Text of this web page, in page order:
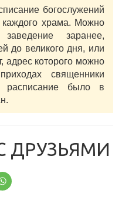
богослужений
каждого храма. Можно
заранее,
до великого дня, или
адрес которого можно
священники
расписание было в
ДРУЗЬЯМИ